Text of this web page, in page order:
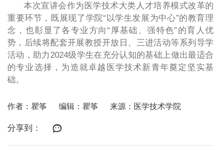
本次宣讲会作为医学技术大类人才培养模式改革的
重要环节，既展现了学院“以学生发展为中心”的教育理
念，也彰显了各专业方向“厚基础、强特色”的育人优
势，后续将配套开展教授开放日、三进活动等系列导学
活动，助力2024级学生在充分认知的基础上做出最适合
的专业选择，为造就卓越医学技术新青年奠定坚实基
础。
作者：瞿筝 编辑：瞿筝 来源：医学技术学院
分享到：